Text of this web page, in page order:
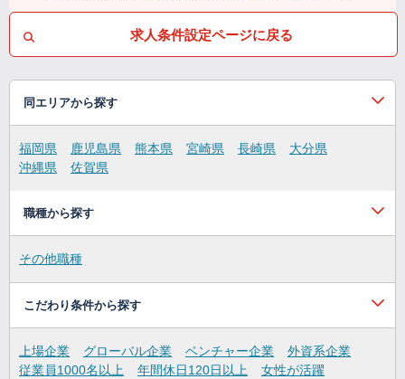
求人条件設定ページに戻る
同エリアから探す
福岡県 鹿児島県 熊本県 宮崎県 長崎県
大分県
沖縄県
佐賀県
職種から探す
その他職種
こだわり条件から探す
上場企業 グローバル企業 ベンチャー企業
外資系企業
従業員1000名以上
年間休日120日以上
女性が活躍